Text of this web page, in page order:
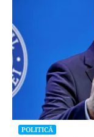
POLITICĂ